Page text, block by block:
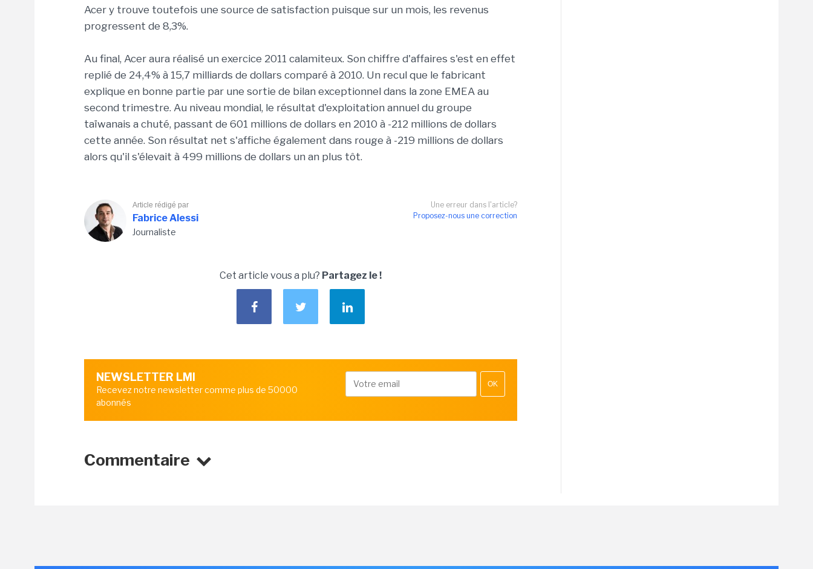
Acer y trouve toutefois une source de satisfaction puisque sur un mois, les revenus
progressent de 8,3%.
Au final, Acer aura réalisé un exercice 2011 calamiteux. Son chiffre d'affaires s'est en effet
replié de 24,4% à 15,7 milliards de dollars comparé à 2010. Un recul que le fabricant
explique en bonne partie par une sortie de bilan exceptionnel dans la zone EMEA au
second trimestre. Au niveau mondial, le résultat d'exploitation annuel du groupe
taïwanais a chuté, passant de 601 millions de dollars en 2010 à -212 millions de dollars
cette année. Son résultat net s'affiche également dans rouge à -219 millions de dollars
alors qu'il s'élevait à 499 millions de dollars un an plus tôt.
Une erreur dans l'article?
Proposez-nous une correction
Article rédigé par
Fabrice Alessi
Journaliste
Cet article vous a plu? Partagez le !
NEWSLETTER LMI
Recevez notre newsletter comme plus de 50000
abonnés
OK
Commentaire